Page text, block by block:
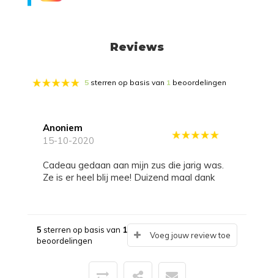
Reviews
5 sterren op basis van 1 beoordelingen
Anoniem
15-10-2020
Cadeau gedaan aan mijn zus die jarig was.
Ze is er heel blij mee! Duizend maal dank
5 sterren op basis van 1
beoordelingen
Voeg jouw review toe